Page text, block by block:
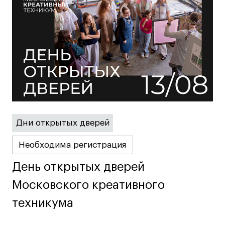
Ассоциация выпускников
Центр карьеры
Живые проекты
Конкурсы
Летние стажировки
Работы студентов
Дни открытых дверей
Необходима регистрация
День открытых дверей
Московского креативного
техникума
День открытых дверей
Московского креативного
техникума